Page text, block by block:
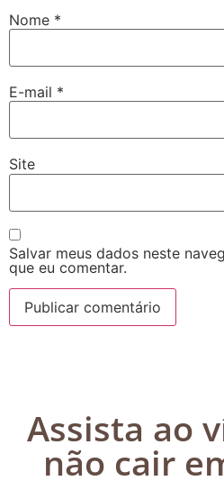
Nome *
E-mail *
Site
Salvar meus dados neste
que eu comentar.
Assista ao
não cair